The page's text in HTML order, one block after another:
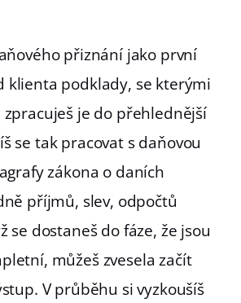
přiznání jako první
klienta podklady, se kterými
zpracuješ je do přehlednější
se tak pracovat s daňovou
zákona o daních
příjmů, slev, odpočtů
se dostaneš do fáze, že jsou
můžeš zvesela začít
V průběhu si vyzkoušíš